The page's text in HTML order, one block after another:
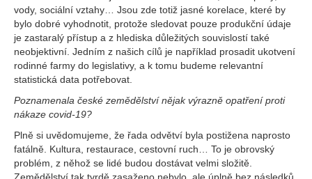
vody, sociální vztahy… Jsou zde totiž jasné korelace, které by
bylo dobré vyhodnotit, protože sledovat pouze produkční údaje
je zastaralý přístup a z hlediska důležitých souvislostí také
neobjektivní. Jedním z našich cílů je například prosadit ukotvení
rodinné farmy do legislativy, a k tomu budeme relevantní
statistická data potřebovat.
Poznamenala české zemědělství nějak výrazně opatření proti
nákaze covid-19?
Plně si uvědomujeme, že řada odvětví byla postižena naprosto
fatálně. Kultura, restaurace, cestovní ruch… To je obrovský
problém, z něhož se lidé budou dostávat velmi složitě.